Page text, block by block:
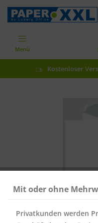
Kostenloser
Menü
Mit oder ohne
Privatkunden werden